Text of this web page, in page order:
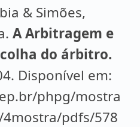
& Simões,
A Arbitragem e
do árbitro.
Disponível em:
phpg/mostra
pdfs/578